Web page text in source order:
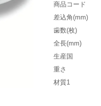
商品コード
差込角(mm)
歯数(枚)
全長(mm)
生産国
重さ
材質1